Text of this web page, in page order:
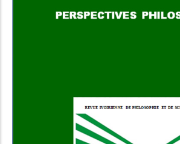
Add to Cart